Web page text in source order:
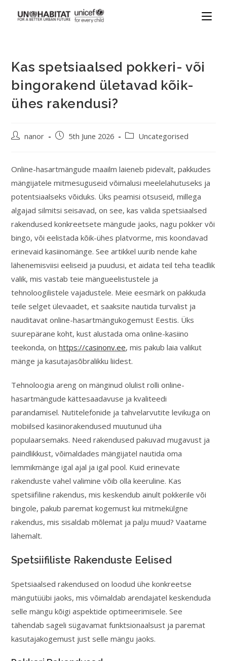
Kas spetsiaalsed pokkeri- või
bingorakend ületavad kõik-
ühes rakendusi?
nanor 5th June 2026 Uncategorised
Online-hasartmängude maailm laieneb pidevalt, pakkudes
mängijatele mitmesuguseid võimalusi meelelahutuseks ja
potentsiaalseks võiduks. Üks peamisi otsuseid, millega
algajad silmitsi seisavad, on see, kas valida spetsiaalsed
rakendused konkreetsete mängude jaoks, nagu pokker või
bingo, või eelistada kõik-ühes platvorme, mis koondavad
erinevaid kasiinomänge. See artikkel uurib nende kahe
lähenemisviisi eeliseid ja puudusi, et aidata teil teha teadlik
valik, mis vastab teie mängueelistustele ja
tehnoloogilistele vajadustele. Meie eesmärk on pakkuda
teile selget ülevaadet, et saaksite nautida turvalist ja
nauditavat online-hasartmängukogemust Eestis. Üks
suurepärane koht, kust alustada oma online-kasiino
teekonda, onhttps://casinonv.ee, mis pakub laia valikut
mänge ja kasutajasõbralikku liidest.
Tehnoloogia areng on mänginud olulist rolli online-
hasartmängude kättesaadavuse ja kvaliteedi
parandamisel. Nutitelefonide ja tahvelarvutite levikuga on
mobiilsed kasiinorakendused muutunud üha
populaarsemaks. Need rakendused pakuvad mugavust ja
paindlikkust, võimaldades mängijatel nautida oma
lemmikmänge igal ajal ja igal pool. Kuid erinevate
rakenduste vahel valimine võib olla keeruline. Kas
spetsiifiline rakendus, mis keskendub ainult pokkerile või
bingole, pakub paremat kogemust kui mitmekülgne
rakendus, mis sisaldab mõlemat ja palju muud? Vaatame
lähemalt.
Spetsiifiliste Rakenduste Eelised
Spetsiaalsed rakendused on loodud ühe konkreetse
mängutüübi jaoks, mis võimaldab arendajatel keskenduda
selle mängu kõigi aspektide optimeerimisele. See
tähendab sageli sügavamat funktsionaalsust ja paremat
kasutajakogemust just selle mängu jaoks.